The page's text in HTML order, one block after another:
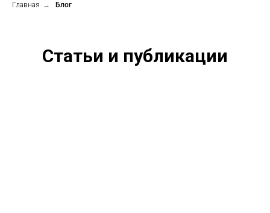
Главная → Блог
Статьи и публикации